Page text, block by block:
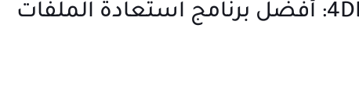
"4DDiG Data Recovery Review: أفضل برنامج استعادة الملفات